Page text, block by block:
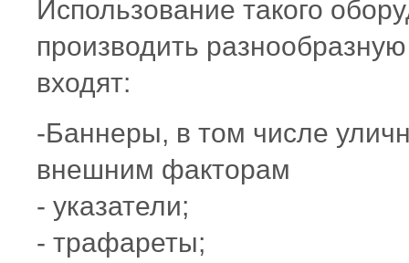
Использование такого
производить
входят:
-Баннеры, в том числе
внешним факторам
- указатели;
- трафареты;